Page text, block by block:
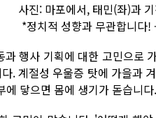
사진: 마포에서, 태민(좌)과
*정치적 성향과 무관합니다!
행사 기획에 대한 고민으로
. 계절성 우울증 탓에 가을과
닿으면 몸에 생기가 돋습니다.